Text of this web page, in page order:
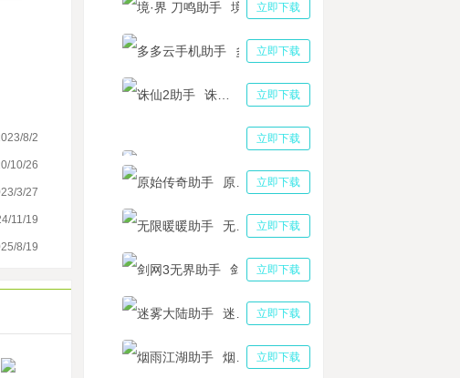
8/2
10/26
3/27
11/19
8/19
云手机电脑版怎么用？多多云手机PC版多开几个号的具体使用教程
机甲爱丽丝手游助手如何多开 爱丽丝机甲抽卡系统与单抽卷攻略
原始传奇多开挂机的基本简介 原始传奇多开挂机工具下载
阿卡迪亚自动领取奖励助手云挂机 阿卡迪亚遗迹之谜流程详解
立即下载
立即下载
多多云手机助手
立即下载
立即下载
三国志战略版助手
立即下载
立即下载
立即下载
立即下载
立即下载